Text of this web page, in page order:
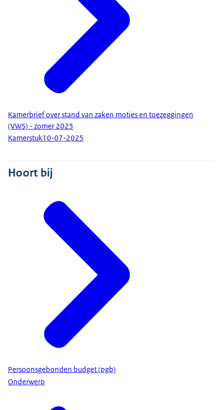
Kamerbrief over stand van zaken moties en toezeggingen
(VWS) - zomer 2025
Kamerstuk10-07-2025
Hoort bij
Persoonsgebonden budget (pgb)
Onderwerp